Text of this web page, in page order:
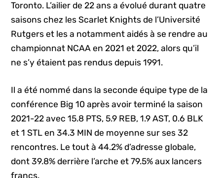
Toronto. L’ailier de 22 ans a évolué durant quatre
saisons chez les Scarlet Knights de l’Université
Rutgers et les a notamment aidés à se rendre au
championnat NCAA en 2021 et 2022, alors qu’il
ne s’y étaient pas rendus depuis 1991.
Il a été nommé dans la seconde équipe type de la
conférence Big 10 après avoir terminé la saison
2021-22 avec 15.8 PTS, 5.9 REB, 1.9 AST, 0.6 BLK
et 1 STL en 34.3 MIN de moyenne sur ses 32
rencontres. Le tout à 44.2% d’adresse globale,
dont 39.8% derrière l’arche et 79.5% aux lancers
francs.